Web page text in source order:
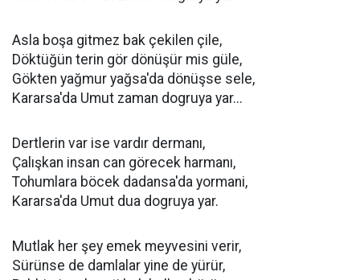
Asla boşa gitmez bak çekilen çile,
Döktüğün terin gör dönüşür mis güle,
Gökten yağmur yağsa'da dönüşse sele,
Kararsa'da Umut zaman dogruya yar...
Dertlerin var ise vardır dermanı,
Çalışkan insan can görecek harmanı,
Tohumlara böcek dadansa'da yormani,
Kararsa'da Umut dua dogruya yar.
Mutlak her şey emek meyvesini verir,
Sürünse de damlalar yine de yürür,